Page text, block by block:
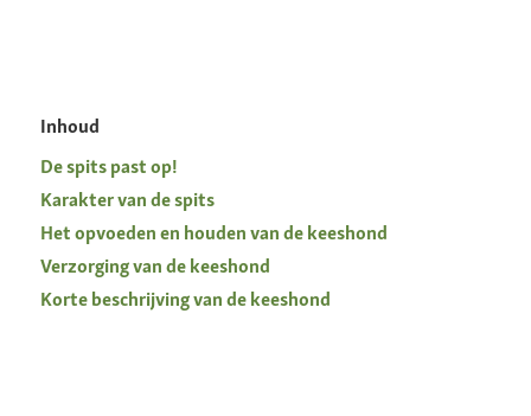
Inhoud
De spits past op!
Karakter van de spits
Het opvoeden en houden van de keeshond
Verzorging van de keeshond
Korte beschrijving van de keeshond